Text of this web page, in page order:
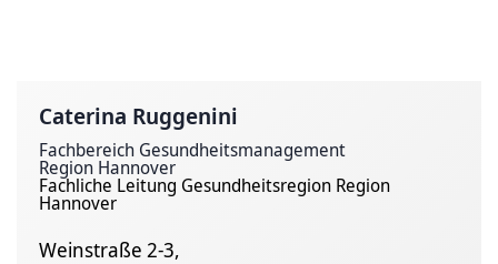
Caterina Ruggenini
Fachbereich Gesundheitsmanagement
Region Hannover
Fachliche Leitung Gesundheitsregion Region
Hannover
Weinstraße 2-3,